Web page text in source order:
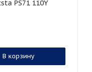
PS71 110Y
В корзину